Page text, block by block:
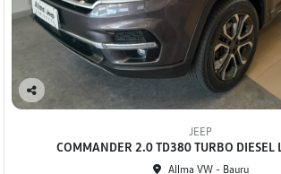
Co
JEEP
COMMANDER 2.0 TD380 TURBO DIESEL
Allma VW - Bauru